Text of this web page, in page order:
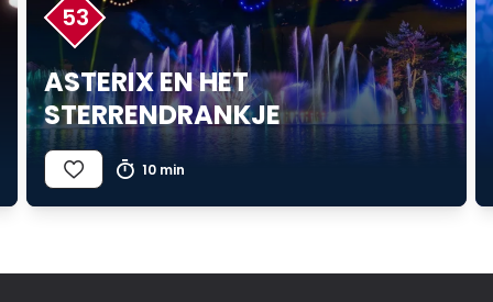
53
ASTERIX EN HET
STERRENDRANKJE
10 min